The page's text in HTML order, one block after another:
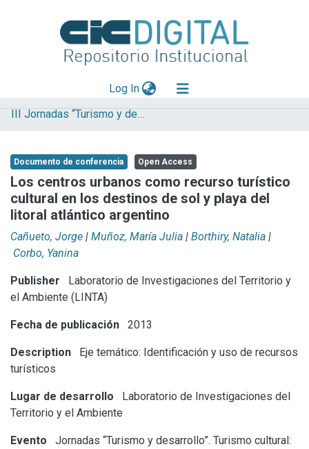
Log In(current)
Explorar
Aportar material
Statistics
III Jornadas “Turismo y desarrollo”. Turismo cultural: perspectivas y desafíos
Documento de conferencia Open Access
Los centros urbanos como recurso turístico
cultural en los destinos de sol y playa del
litoral atlántico argentino
Cañueto, Jorge | Muñoz, María Julia | Borthiry, Natalia |
Corbo, Yanina
Publisher
Laboratorio de Investigaciones del Territorio y
el Ambiente (LINTA)
Fecha de publicación 2013
Description
Eje temático: Identificación y uso de recursos
turísticos
Lugar de desarrollo
Laboratorio de Investigaciones del
Territorio y el Ambiente
Evento
Jornadas “Turismo y desarrollo”. Turismo cultural: